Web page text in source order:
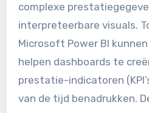
complexe
interpreteerbare visuals.
Microsoft Power BI
helpen dashboards te
prestatie-indicatoren
van de tijd benadrukken.